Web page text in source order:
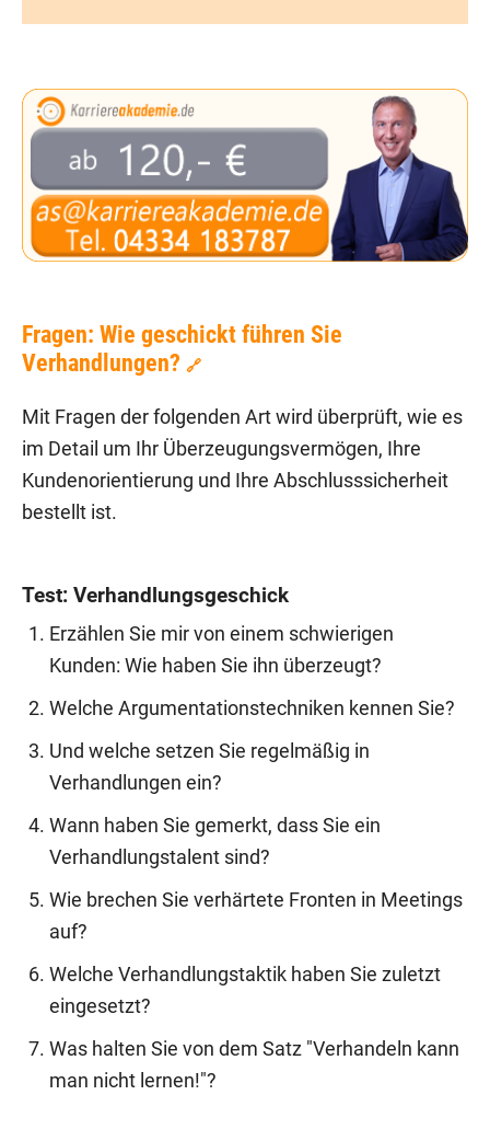
Fragen: Wie geschickt führen Sie
Verhandlungen? 🔗
Mit Fragen der folgenden Art wird überprüft, wie es
im Detail um Ihr Überzeugungsvermögen, Ihre
Kundenorientierung und Ihre Abschlusssicherheit
bestellt ist.
Test: Verhandlungsgeschick
Erzählen Sie mir von einem schwierigen
Kunden: Wie haben Sie ihn überzeugt?
Welche Argumentationstechniken kennen Sie?
Und welche setzen Sie regelmäßig in
Verhandlungen ein?
Wann haben Sie gemerkt, dass Sie ein
Verhandlungstalent sind?
Wie brechen Sie verhärtete Fronten in Meetings
auf?
Welche Verhandlungstaktik haben Sie zuletzt
eingesetzt?
Was halten Sie von dem Satz "Verhandeln kann
man nicht lernen!"?